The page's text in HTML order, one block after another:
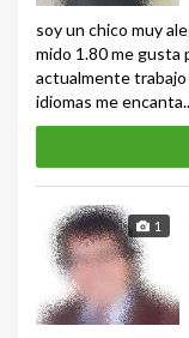
soy un chico muy
mido 1.80 me gusta
actualmente
idiomas me
1